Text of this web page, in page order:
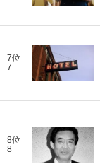
7位
7
8位
8